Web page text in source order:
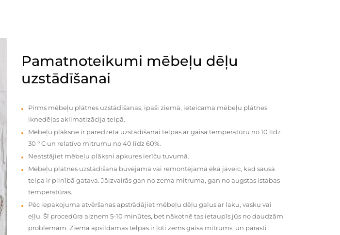
Pamatnoteikumi mēbeļu dēļu
uzstādīšanai
Pirms mēbeļu plātnes uzstādīšanas, īpaši ziemā, ieteicama mēbeļu plātnes
iknedēļas aklimatizācija telpā.
Mēbeļu plāksne ir paredzēta uzstādīšanai telpās ar gaisa temperatūru no 10 līdz
30 ° C un relatīvo mitrumu no 40 līdz 60%.
Neatstājiet mēbeļu plāksni apkures ierīču tuvumā.
Mēbeļu plātnes uzstādīšana būvējamā vai remontējamā ēkā jāveic, kad sausā
telpa ir pilnībā gatava. Jāizvairās gan no zema mitruma, gan no augstas istabas
temperatūras.
Pēc iepakojuma atvēršanas apstrādājiet mēbeļu dēļu galus ar laku, vasku vai
eļļu. Šī procedūra aizņem 5-10 minūtes, bet nākotnē tas ietaupīs jūs no daudzām
problēmām. Ziemā apsildāmās telpās ir ļoti zems gaisa mitrums, un parasti